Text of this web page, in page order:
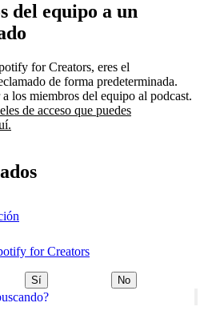
del equipo a un
for Creators, eres el
de forma predeterminada.
los miembros del equipo al podcast.
de acceso que puedes
for Creators
Sí No